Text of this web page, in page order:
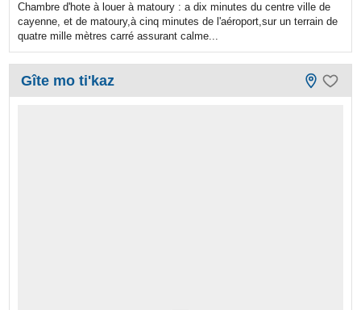
Chambre d'hote à louer à matoury : a dix minutes du centre ville de
cayenne, et de matoury,à cinq minutes de l'aéroport,sur un terrain de
quatre mille mètres carré assurant calme...
Gîte mo ti'kaz